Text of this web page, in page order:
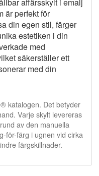
är perfekt för
din egen stil, färger
estetiken i din
med
säkerställer ett
med din
katalogen. Det betyder
Varje skylt levereras
av den manuella
för-färg i ugnen vid cirka
färgskillnader.